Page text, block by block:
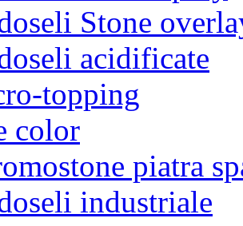
Stone
acidificate
topping
color
piatra
industriale